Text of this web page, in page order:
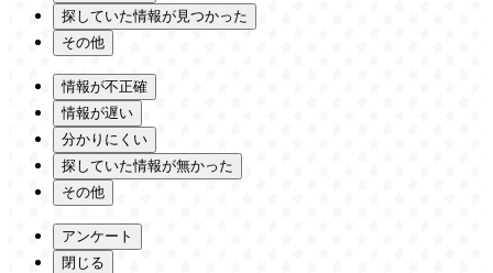
探していた情報が見つかった
その他
情報が不正確
情報が遅い
分かりにくい
探していた情報が無かった
その他
アンケート
閉じる